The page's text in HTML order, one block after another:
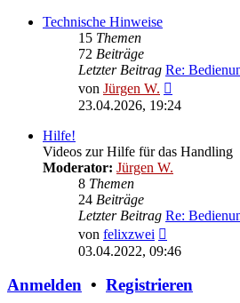
Technische Hinweise
15 Themen
72 Beiträge
Letzter Beitrag Re:
von Jürgen W.
Beitrag
23.04.2026, 19:24
Hilfe!
Videos zur Hilfe für das Handling
Moderator: Jürgen W.
8 Themen
24 Beiträge
Letzter Beitrag Re:
von felixzwei
Beitrag
03.04.2022, 09:46
Anmelden • Registrieren